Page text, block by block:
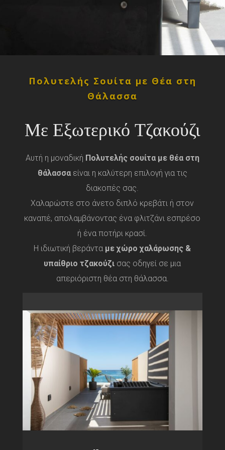
Πολυτελής Σουίτα με Θέα στη
Θάλασσα
Με Εξωτερικό Τζακούζι
Αυτή η μοναδική Πολυτελής σουίτα με θέα στη
θάλασσαείναι η καλύτερη επιλογή για τις
διακοπές σας.
Χαλαρώστε στο άνετο διπλό κρεβάτι ή στον
καναπέ, απολαμβάνοντας ένα φλιτζάνι εσπρέσο
ή ένα ποτήρι κρασί.
Η ιδιωτική βεράντα με χώρο χαλάρωσης &
υπαίθριο τζακούζι σας οδηγεί σε μια
απεριόριστη θέα στη θάλασσα.